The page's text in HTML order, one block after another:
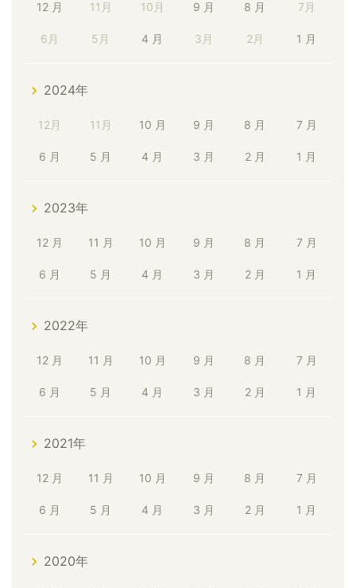
12 月 11月 10月 9 月 8 月 7月
6月 5月 4 月 3月 2月 1 月
2024年
12月 11月 10 月 9 月 8 月 7 月
6 月 5 月 4 月 3 月 2 月 1 月
2023年
12 月 11 月 10 月 9 月 8 月 7 月
6 月 5 月 4 月 3 月 2 月 1 月
2022年
12 月 11 月 10 月 9 月 8 月 7 月
6 月 5 月 4 月 3 月 2 月 1 月
2021年
12 月 11 月 10 月 9 月 8 月 7 月
6 月 5 月 4 月 3 月 2 月 1 月
2020年